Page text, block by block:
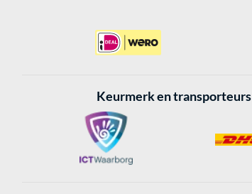
Keurmerk en transporteurs